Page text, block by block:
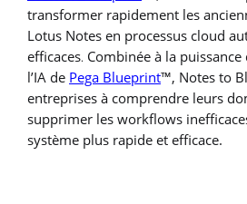
transformer rapidement les
Lotus Notes en processus cloud
efficaces. Combinée à la
l’IA de Pega Blueprint™, Notes to
entreprises à comprendre leurs
supprimer les workflows
système plus rapide et efficace.